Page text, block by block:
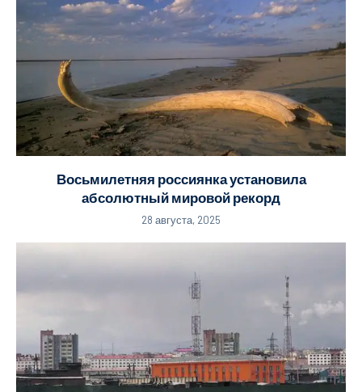
Восьмилетняя россиянка установила
абсолютный мировой рекорд
28 августа, 2025